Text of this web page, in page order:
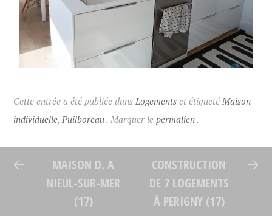
Cette entrée a été publiée dans Logements et étiqueté Maison
individuelle, Puilboreau. Marquer le permalien.
MAISON D. A
NIEUL-SUR-MER
(17)
CONSTRUCTION
DE 7 LOGEMENTS
À PERIGNY (17)